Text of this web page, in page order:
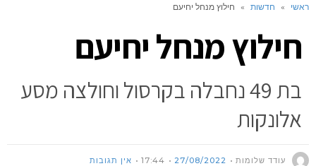
ראשי » חדשות » חילוץ מנחל יחיעם
חילוץ מנחל יחיעם
בת 49 נחבלה בקרסול וחולצה מסע
אלונקות
עודד שלומות 27/08/2022
17:44 אין תגובות